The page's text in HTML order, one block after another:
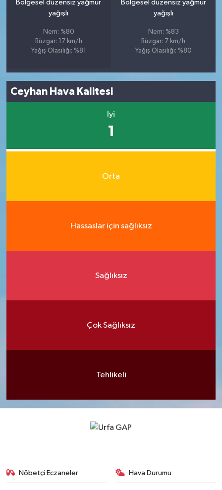
Bölgesel düzensiz yağmur
yağışlı
Nem: %80
Rüzgar: 17 km/h
Yağış Olasılığı: %81
Bölgesel düzensiz yağmur
yağışlı
Nem: %83
Rüzgar: 7 km/h
Yağış Olasılığı: %80
Ceyhan Hava Kalitesi
İyi
1
Orta
Hassaslar için sağlıksız
Sağlıksız
Çok Sağlıksız
Tehlikeli
Nöbetçi Eczaneler Hava Durumu